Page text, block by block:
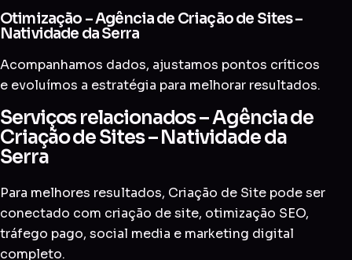
Otimização – Agência de Criação de Sites –
Natividade da Serra
Acompanhamos dados, ajustamos pontos críticos
e evoluímos a estratégia para melhorar resultados.
Serviços relacionados – Agência de
Criação de Sites – Natividade da
Serra
Para melhores resultados, Criação de Site pode ser
conectado com criação de site, otimização SEO,
tráfego pago, social media e marketing digital
completo.